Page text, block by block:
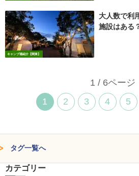
キャンプ場紹介【関東】
大人数で利
施設はある
1 / 6ページ
1
2 3 4 5
タグ一覧へ
カテゴリー